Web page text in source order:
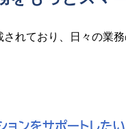
れており、日々の業